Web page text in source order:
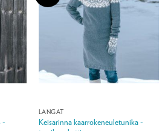
-
LANGAT
Keisarinna kaarrokeneuletunika -